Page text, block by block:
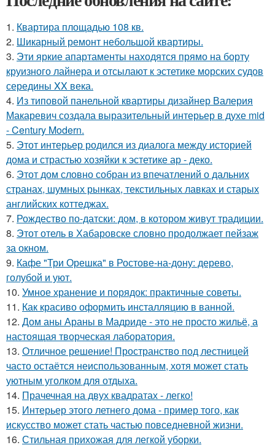
1. Квартира площадью 108 кв.
2. Шикарный ремонт небольшой квартиры.
3. Эти яркие апартаменты находятся прямо на борту
круизного лайнера и отсылают к эстетике морских судов
середины XX века.
4. Из типовой панельной квартиры дизайнер Валерия
Макаревич создала выразительный интерьер в духе mid
- Century Modern.
5. Этот интерьер родился из диалога между историей
дома и страстью хозяйки к эстетике ар - деко.
6. Этот дом словно собран из впечатлений о дальних
странах, шумных рынках, текстильных лавках и старых
английских коттеджах.
7. Рождество по-датски: дом, в котором живут традиции.
8. Этот отель в Хабаровске словно продолжает пейзаж
за окном.
9. Кафе "Три Орешка" в Ростове-на-дону: дерево,
голубой и уют.
10. Умное хранение и порядок: практичные советы.
11. Как красиво оформить инсталляцию в ванной.
12. Дом аны Араны в Мадриде - это не просто жильё, а
настоящая творческая лаборатория.
13. Отличное решение! Пространство под лестницей
часто остаётся неиспользованным, хотя может стать
уютным уголком для отдыха.
14. Прачечная на двух квадратах - легко!
15. Интерьер этого летнего дома - пример того, как
искусство может стать частью повседневной жизни.
16. Стильная прихожая для легкой уборки.